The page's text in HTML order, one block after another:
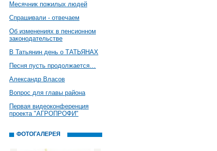
Месячник пожилых людей
Спрашивали - отвечаем
Об изменениях в пенсионном
законодательстве
В Татьянин день о ТАТЬЯНАХ
Песня пусть продолжается…
Александр Власов
Вопрос для главы района
Первая видеоконференция
проекта "АГРОПРОФИ"
ФОТОГАЛЕРЕЯ